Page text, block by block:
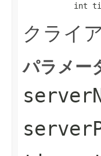
int
クライ
パラメー